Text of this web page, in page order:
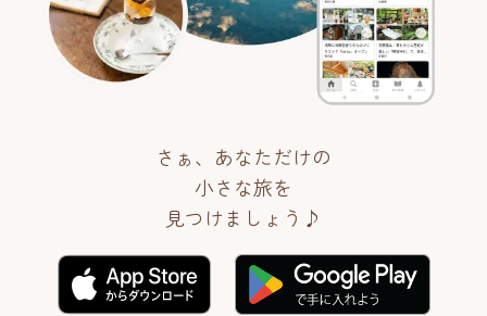
さぁ、あなただけの
小さな旅を
見つけましょう♪